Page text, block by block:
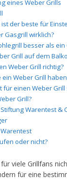
eines Weber Grills
der beste für
Gasgrill wirklich?
besser als ein
Grill auf dem
Weber Grill richtig?
Weber Grill
für einen Weber Grill
Grill?
Warentest &
oder nicht?
viele Grillfans
für eine